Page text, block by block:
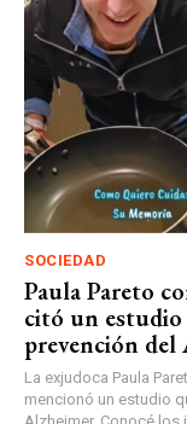
SOCIEDAD
Paula Pareto
citó un estudio
prevención del
La exjudoca Paula
mencionó un estudio